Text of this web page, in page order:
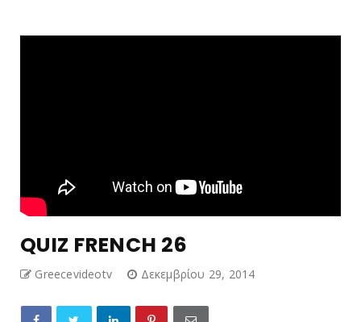
QUIZ FRENCH 26
Greecevideotv Δεκεμβρίου 29, 2014